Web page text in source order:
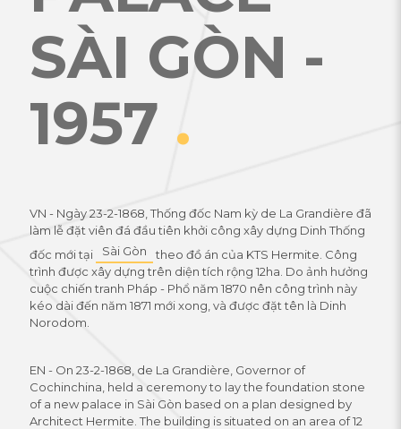
SÀI GÒN -
1957 .
VN - Ngày 23-2-1868, Thống đốc Nam kỳ de La Grandière đã
làm lễ đặt viên đá đầu tiên khởi công xây dựng Dinh Thống
đốc mới tại
Sài Gòn
theo đồ án của KTS Hermite. Công
trình được xây dựng trên diện tích rộng 12ha. Do ảnh hưởng
cuộc chiến tranh Pháp - Phổ năm 1870 nên công trình này
kéo dài đến năm 1871 mới xong, và được đặt tên là Dinh
Norodom.
EN - On 23-2-1868, de La Grandière, Governor of
Cochinchina, held a ceremony to lay the foundation stone
of a new palace in Sài Gòn based on a plan designed by
Architect Hermite. The building is situated on an area of 12